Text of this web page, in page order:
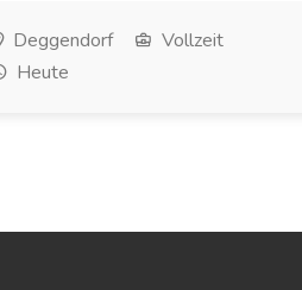
Deggendorf
Vollzeit
Heute